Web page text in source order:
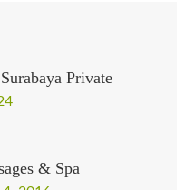
Private
& Spa